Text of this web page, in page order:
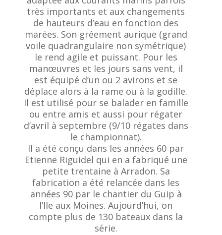
très importants et aux changements
de hauteurs d’eau en fonction des
marées. Son gréement aurique (grand
voile quadrangulaire non symétrique)
le rend agile et puissant. Pour les
manœuvres et les jours sans vent, il
est équipé d’un ou 2 avirons et se
déplace alors à la rame ou à la godille.
Il est utilisé pour se balader en famille
ou entre amis et aussi pour régater
d’avril à septembre (9/10 régates dans
le championnat).
Il a été conçu dans les années 60 par
Etienne Riguidel qui en a fabriqué une
petite trentaine à Arradon. Sa
fabrication a été relancée dans les
années 90 par le chantier du Guip à
l’Ile aux Moines. Aujourd’hui, on
compte plus de 130 bateaux dans la
série.